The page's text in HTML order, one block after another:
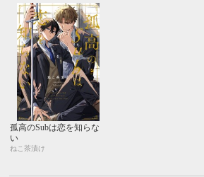
孤高のSubは恋を知らな
い
ねこ茶漬け